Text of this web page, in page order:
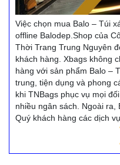
Việc chọn mua Balo – Túi
offline Balodep.Shop của
Thời Trang Trung Nguyên
khách hàng. Xbags không
hàng với sản phẩm Balo –
trung, tiện dụng và phong
khi TNBags phục vụ mọi
nhiều ngân sách. Ngoài ra,
Quý khách hàng các dịch vụ